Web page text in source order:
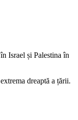
Israel și Palestina în
dreaptă a țării.